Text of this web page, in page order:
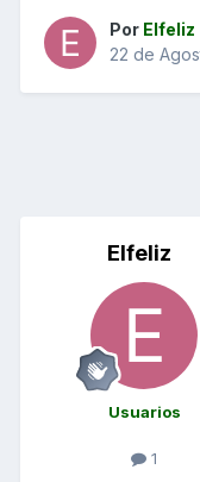
Por Elfeliz
22 de
Elfeliz
Usuarios
1